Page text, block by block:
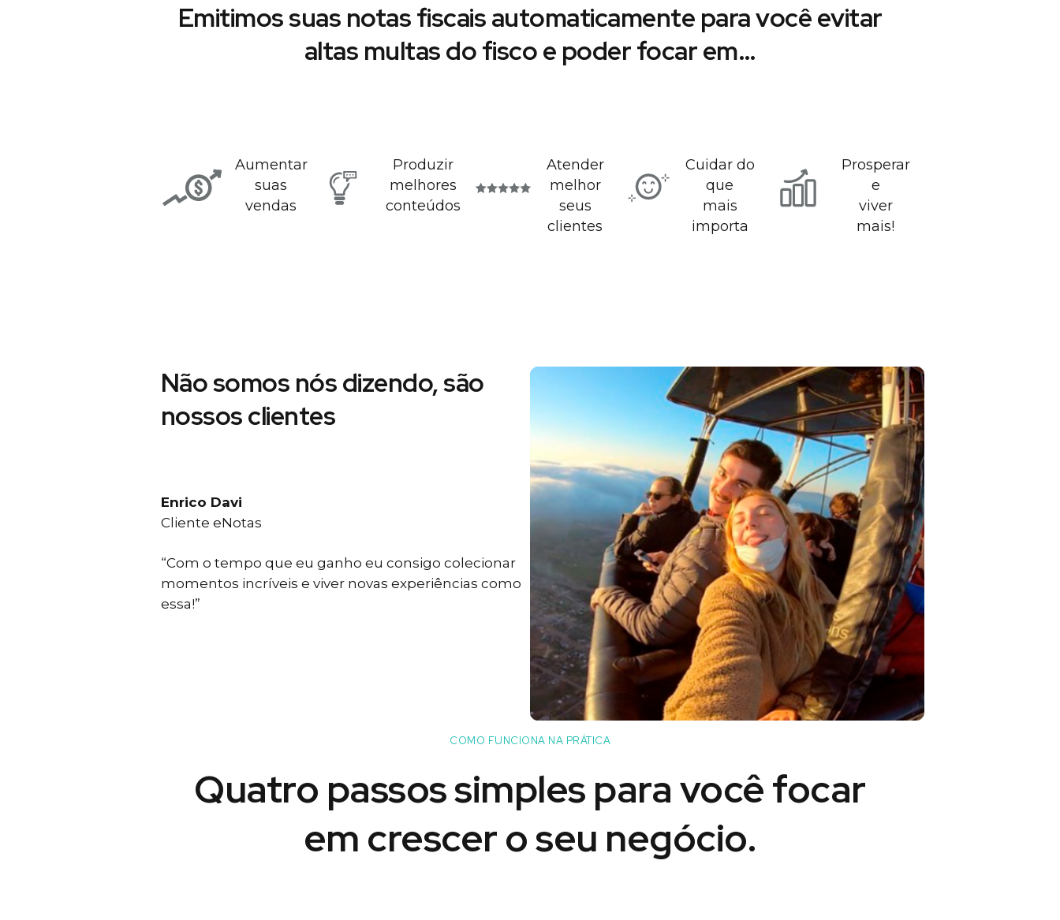
Emitimos suas notas fiscais automaticamente para você evitar
altas multas do fisco e poder focar em…
Aumentar
suas
vendas
Produzir
melhores
conteúdos
Atender
melhor
seus
clientes
Cuidar do
que
mais
importa
Prosperar
e
viver
mais!
Não somos nós dizendo, são
nossos clientes
Enrico Davi
Cliente eNotas
“Com o tempo que eu ganho eu consigo colecionar
momentos incríveis e viver novas experiências como
essa!”
COMO FUNCIONA NA PRÁTICA
Quatro passos simples para vocêfocar
em crescer o seu negócio.